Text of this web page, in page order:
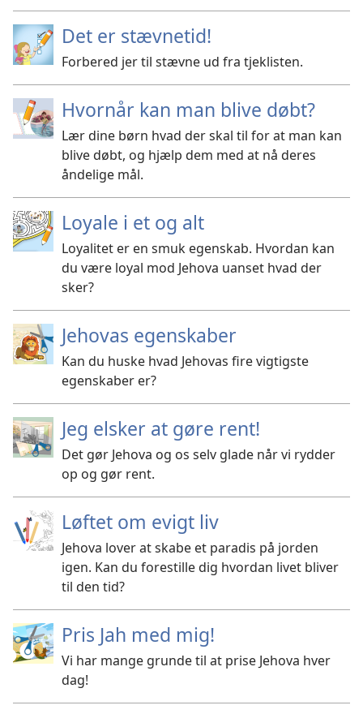
Det er stævnetid!
Forbered jer til stævne ud fra tjeklisten.
Hvornår kan man blive døbt?
Lær dine børn hvad der skal til for at man kan
blive døbt, og hjælp dem med at nå deres
åndelige mål.
Loyale i et og alt
Loyalitet er en smuk egenskab. Hvordan kan
du være loyal mod Jehova uanset hvad der
sker?
Jehovas egenskaber
Kan du huske hvad Jehovas fire vigtigste
egenskaber er?
Jeg elsker at gøre rent!
Det gør Jehova og os selv glade når vi rydder
op og gør rent.
Løftet om evigt liv
Jehova lover at skabe et paradis på jorden
igen. Kan du forestille dig hvordan livet bliver
til den tid?
Pris Jah med mig!
Vi har mange grunde til at prise Jehova hver
dag!